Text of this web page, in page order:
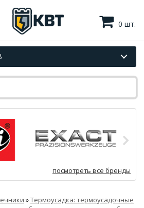
0 шт.
посмотреть все бренды
»Термоусадка: термоусадочные